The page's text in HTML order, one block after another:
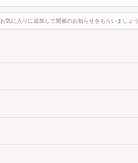
お気に入りに追加して開催のお知らせをもらいましょう